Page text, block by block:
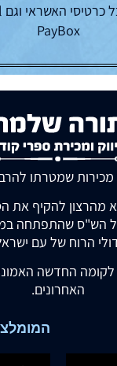
PayBox
שמטרתו
מהרצון להקיף את
הש"ס שהתפתחה
הרוח של עם
לקומה החדשה
האחרונים.